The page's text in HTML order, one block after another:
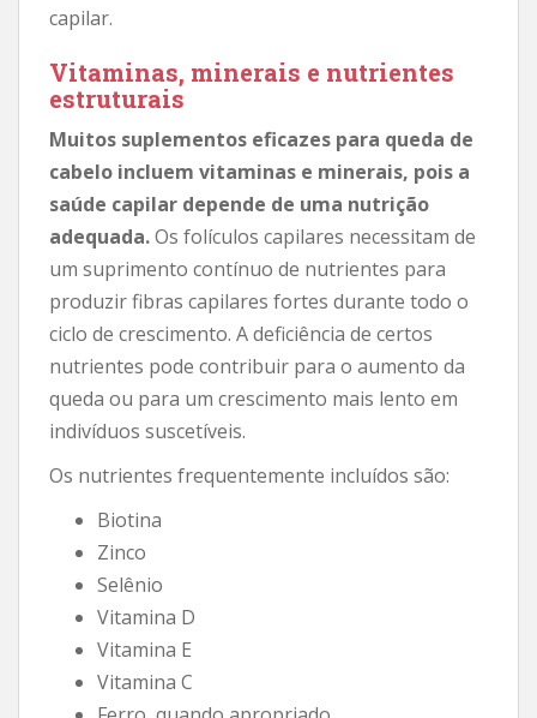
capilar.
Vitaminas, minerais e nutrientes
estruturais
Muitos suplementos eficazes para queda de
cabelo incluem vitaminas e minerais, pois a
saúde capilar depende de uma nutrição
adequada.Os folículos capilares necessitam de
um suprimento contínuo de nutrientes para
produzir fibras capilares fortes durante todo o
ciclo de crescimento. A deficiência de certos
nutrientes pode contribuir para o aumento da
queda ou para um crescimento mais lento em
indivíduos suscetíveis.
Os nutrientes frequentemente incluídos são:
Biotina
Zinco
Selênio
Vitamina D
Vitamina E
Vitamina C